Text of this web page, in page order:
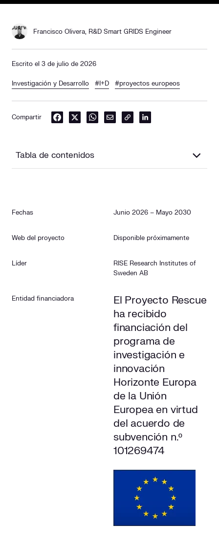
Francisco Olivera, R&D Smart GRIDS Engineer
Escrito el 3 de julio de 2026
Investigación y Desarrollo #I+D #proyectos europeos
Compartir
Tabla de contenidos
Rol de Cuerva
Fechas Junio 2026 – Mayo 2030
Web del proyecto Disponible próximamente
Líder
RISE Research Institutes of
Sweden AB
Entidad financiadora
El Proyecto Rescue
ha recibido
financiación del
programa de
investigación e
innovación
Horizonte Europa
de la Unión
Europea en virtud
del acuerdo de
subvención n.º
101269474